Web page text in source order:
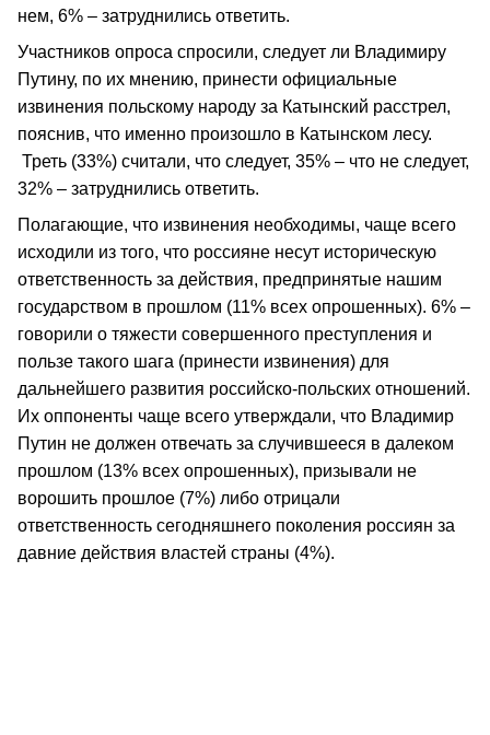
нем, 6% – затруднились ответить.
Участников опроса спросили, следует ли Владимиру
Путину, по их мнению, принести официальные
извинения польскому народу за Катынский расстрел,
пояснив, что именно произошло в Катынском лесу.
Треть (33%) считали, что следует, 35% – что не следует,
32% – затруднились ответить.
Полагающие, что извинения необходимы, чаще всего
исходили из того, что россияне несут историческую
ответственность за действия, предпринятые нашим
государством в прошлом (11% всех опрошенных). 6% –
говорили о тяжести совершенного преступления и
пользе такого шага (принести извинения) для
дальнейшего развития российско-польских отношений.
Их оппоненты чаще всего утверждали, что Владимир
Путин не должен отвечать за случившееся в далеком
прошлом (13% всех опрошенных), призывали не
ворошить прошлое (7%) либо отрицали
ответственность сегодняшнего поколения россиян за
давние действия властей страны (4%).